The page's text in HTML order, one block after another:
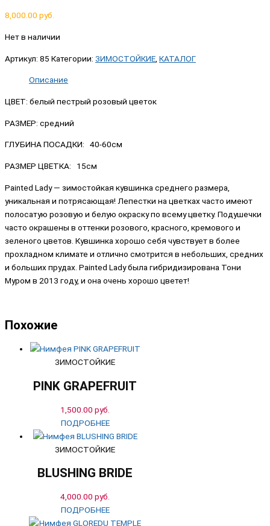
8,000.00 руб.
Нет в наличии
Артикул: 85 Категории: ЗИМОСТОЙКИЕ КАТАЛОГ
Описание
ЦВЕТ: белый пестрый розовый цветок
РАЗМЕР: средний
ГЛУБИНА ПОСАДКИ: 40-60см
РАЗМЕР ЦВЕТКА: 15см
Painted Lady — зимостойкая кувшинка среднего размера,
уникальная и потрясающая! Лепестки на цветках часто имеют
полосатую розовую и белую окраску по всему цветку. Подушечки
часто окрашены в оттенки розового, красного, кремового и
зеленого цветов. Кувшинка хорошо себя чувствует в более
прохладном климате и отлично смотрится в небольших, средних
и больших прудах. Painted Lady была гибридизирована Тони
Муром в 2013 году, и она очень хорошо цветет!
Похожие
ЗИМОСТОЙКИЕ
PINK GRAPEFRUIT
1,500.00 руб.
ПОДРОБНЕЕ
ЗИМОСТОЙКИЕ
BLUSHING BRIDE
4,000.00 руб.
ПОДРОБНЕЕ